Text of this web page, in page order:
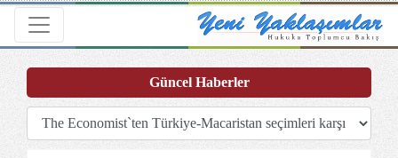
Toggle navigation
Güncel Haberler